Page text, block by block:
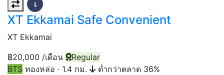
เ
XT Ekkamai Safe Convenient
XT Ekkamai
฿20,000 /เดือน
Regular
BTS ทองหล่อ · 1.4 กม. ต่ำกว่าตลาด 36%